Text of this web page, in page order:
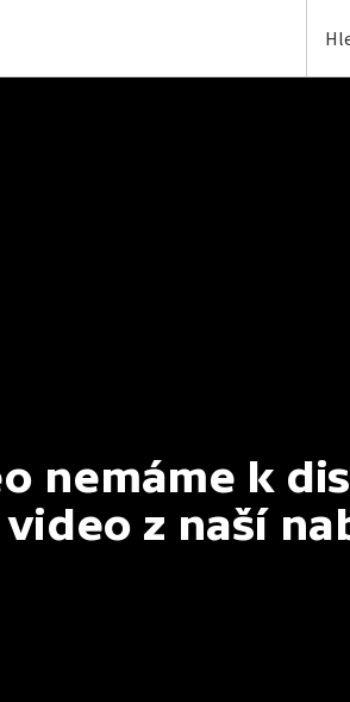
nemáme k
z naší